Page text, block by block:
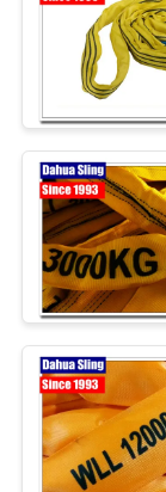
SUJET
NOUS
VISITE
D'USINE
DE
QUALITÉ